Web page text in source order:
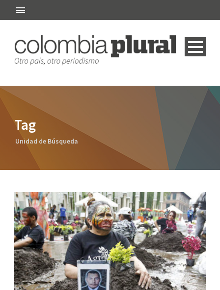
Tag
Unidad de Búsqueda